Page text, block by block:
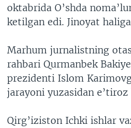
XALQARO HAYOT
MOBIL-SALOM!
VIDEO
XABARLAR SURATLARDA
FACEBOOK
INSTAGRAM
ODNOKLASSNIKI
TELEGRAM
TWITTER
INGLIZ TILI DARSLARI
Learning English
oktabrida O’shda
ketilgan edi. Jinoyat
Marhum jurnalistning
rahbari Qurmanbek
prezidenti Islom
jarayoni yuzasidan
Qirg’iziston Ichki ishlar